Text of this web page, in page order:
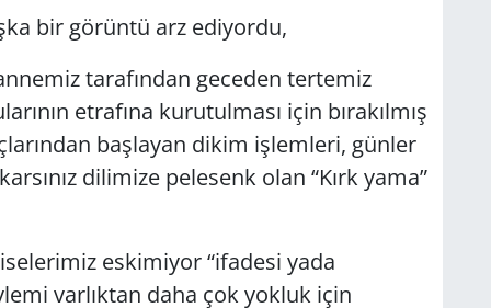
bir görüntü arz ediyordu,
tarafından geceden tertemiz
etrafına kurutulması için bırakılmış
başlayan dikim işlemleri, günler
dilimize pelesenk olan “Kırk yama”
eskimiyor “ifadesi yada
varlıktan daha çok yokluk için